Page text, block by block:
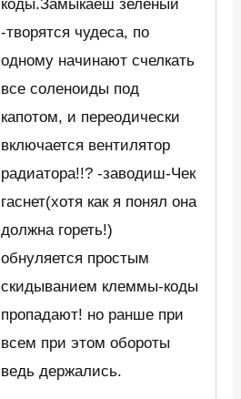
коды.Замыкаеш зеленый
-творятся чудеса, по
одному начинают счелкать
все соленоиды под
капотом, и переодически
включается вентилятор
радиатора!!? -заводиш-Чек
гаснет(хотя как я понял она
должна гореть!)
обнуляется простым
скидыванием клеммы-коды
пропадают! но ранше при
всем при этом обороты
ведь держались.